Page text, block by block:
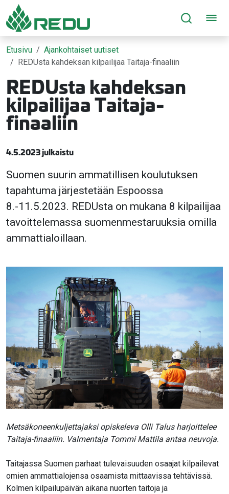
Siirry sivusisältöön
Etusivu
Ajankohtaiset uutiset
REDUsta kahdeksan kilpailijaa Taitaja-finaaliin
REDUsta kahdeksan
kilpailijaa Taitaja-
finaaliin
4.5.2023 julkaistu
Suomen suurin ammatillisen koulutuksen
tapahtuma järjestetään Espoossa
8.-11.5.2023. REDUsta on mukana 8 kilpailijaa
tavoittelemassa suomenmestaruuksia omilla
ammattialoillaan.
Metsäkoneenkuljettajaksi opiskeleva Olli Talus harjoittelee
Taitaja-finaaliin. Valmentaja Tommi Mattila antaa neuvoja.
Taitajassa Suomen parhaat tulevaisuuden osaajat kilpailevat
omien ammattialojensa osaamista mittaavissa tehtävissä.
Kolmen kilpailupäivän aikana nuorten taitoja ja